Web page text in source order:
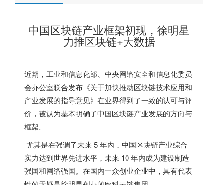
中国区块链产业框架初现，徐明星
力推区块链+大数据
近期，工业和信息化部、中央网络安全和信息化委员
会办公室联合发布《关于加快推动区块链技术应用和
产业发展的指导意见》在业界得到了一致的认可与评
价，被认为基本明确了中国区块链产业发展的方向与
框架。
尤其是在强调了未来 5 年内，中国区块链产业综合
实力达到世界先进水平，未来 10 年内成为建设制造
强国和网络强国。在国内一众创业企业中，具有代表